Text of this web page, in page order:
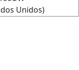
Unidos)